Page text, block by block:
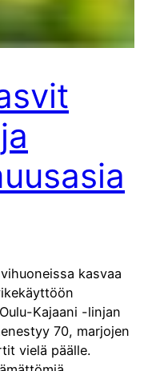
kasvaa
Kajaani -linjan
70, marjojen
vielä päälle.